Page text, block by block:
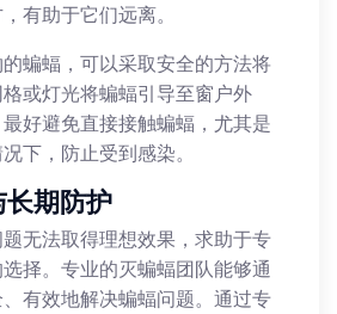
有助于它们远离。
蝙蝠，可以采取安全的方法将
或灯光将蝙蝠引导至窗户外
好避免直接接触蝙蝠，尤其是
下，防止受到感染。
期防护
无法取得理想效果，求助于专
择。专业的灭蝙蝠团队能够通
有效地解决蝙蝠问题。通过专